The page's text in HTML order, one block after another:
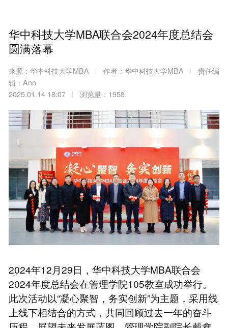
华中科技大学MBA联合会2024年度总结会
圆满落幕
来源：华中科技大学MBA 作者：华中科技大学MBA
责任编
辑：Ann
2025.01.14 18:07
浏览量：1958
2024年12月29日，华中科技大学MBA联合会
2024年度总结会在管理学院105教室成功举行。
此次活动以“凝心聚智，务实创新”为主题，采用线
上线下相结合的方式，共同回顾过去一年的奋斗